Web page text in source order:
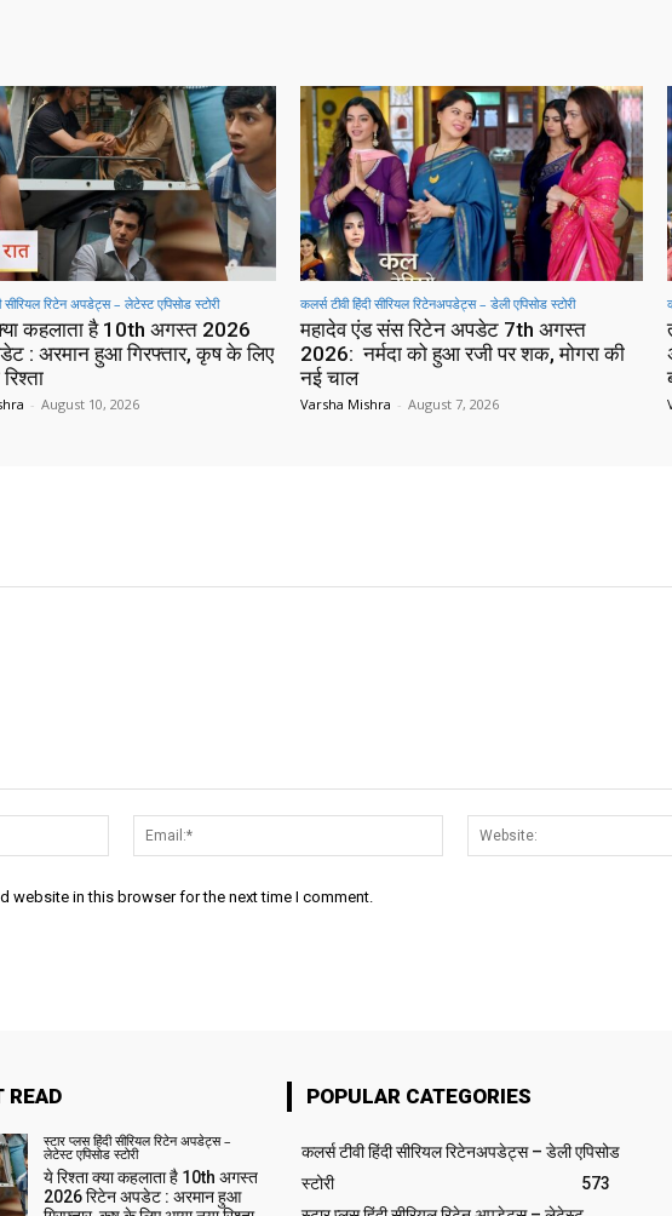
सीरियल रिटेन अपडेट्स – लेटेस्ट एपिसोड स्टोरी
कहलाता है 10th अगस्त 2026
: अरमान हुआ गिरफ्तार, कृष के लिए
- August 10, 2026
कलर्स टीवी हिंदी सीरियल रिटेनअपडेट्स – डेली एपिसोड स्टोरी
महादेव एंड संस रिटेन अपडेट 7th अगस्त
2026: नर्मदा को हुआ रजी पर शक, मोगरा की
नई चाल
Varsha Mishra - August 7, 2026
Name:*
Email:*
website in this browser for the next time I comment.
READ
स्टार प्लस हिंदी सीरियल रिटेन अपडेट्स –
लेटेस्ट एपिसोड स्टोरी
ये रिश्ता क्या कहलाता है 10th अगस्त
2026 रिटेन अपडेट : अरमान हुआ
POPULAR CATEGORIES
कलर्स टीवी हिंदी सीरियल रिटेनअपडेट्स – डेली एपिसोड
स्टोरी
573